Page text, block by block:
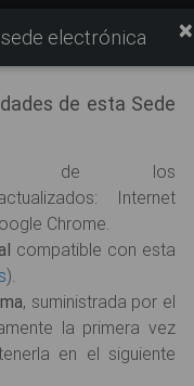
electrónica ×
de esta Sede
de los
Internet
Chrome.
compatible con esta
).
, suministrada por el
la primera vez
en el siguiente